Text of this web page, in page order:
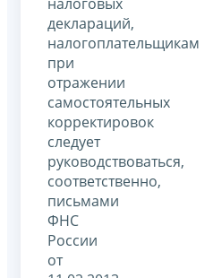
деклараций,
налогоплательщикам
при
отражении
самостоятельных
корректировок
следует
руководствоваться,
соответственно,
письмами
ФНС
России
от